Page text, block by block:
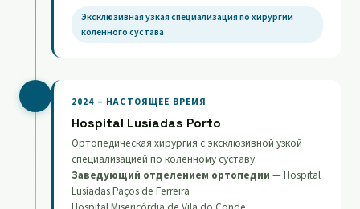
Эксклюзивная узкая специализация по хирургии
коленного сустава
2024 – НАСТОЯЩЕЕ ВРЕМЯ
Hospital Lusíadas Porto
Ортопедическая хирургия с эксклюзивной узкой
специализацией по коленному суставу.
Заведующий отделением ортопедии — Hospital
Lusíadas Paços de Ferreira